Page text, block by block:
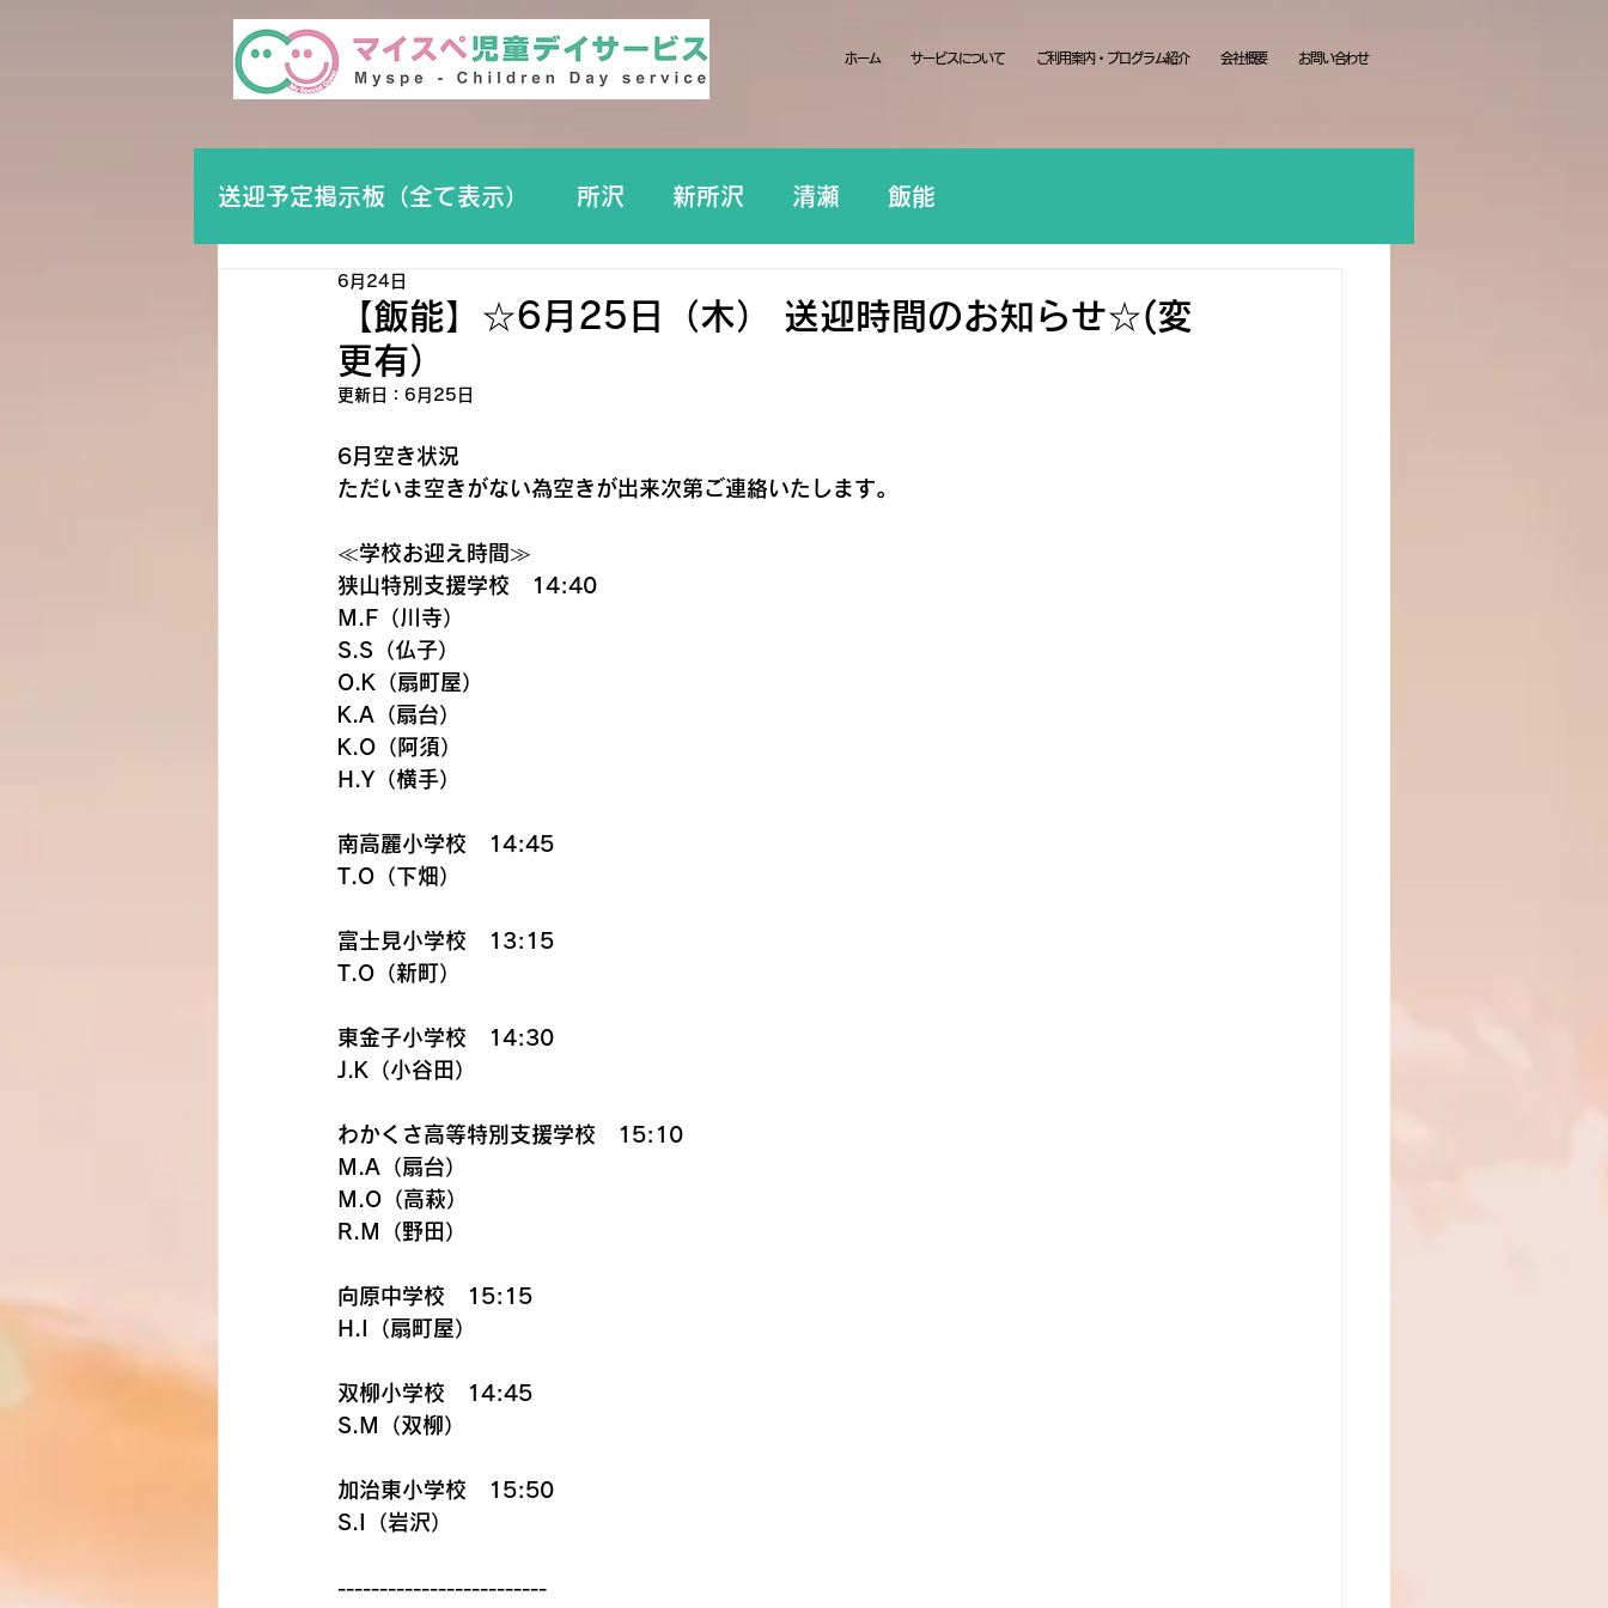
ホーム サービスについて ご利用案内・プログラム紹介 会社概要 お問い合わせ
送迎予定掲示板（全て表示） 所沢 新所沢 清瀬 飯能
【飯能】☆6月25日（木） 送迎時間のお知らせ☆(変
更有）
6月24日
更新日： 6月25日
6月空き状況
ただいま空きがない為空きが出来次第ご連絡いたします。
≪学校お迎え時間≫
狭山特別支援学校　14:40
M.F（川寺）
S.S（仏子）
O.K（扇町屋）
K.A（扇台）
K.O（阿須）
H.Y（横手）
南高麗小学校　14:45
T.O（下畑）
富士見小学校　13:15
T.O（新町）
東金子小学校　14:30
J.K（小谷田）
わかくさ高等特別支援学校　15:10
M.A（扇台）
M.O（高萩）
R.M（野田）
向原中学校　15:15
H.I（扇町屋）
双柳小学校　14:45
S.M（双柳）
加治東小学校　15:50
S.I（岩沢）
-------------------------